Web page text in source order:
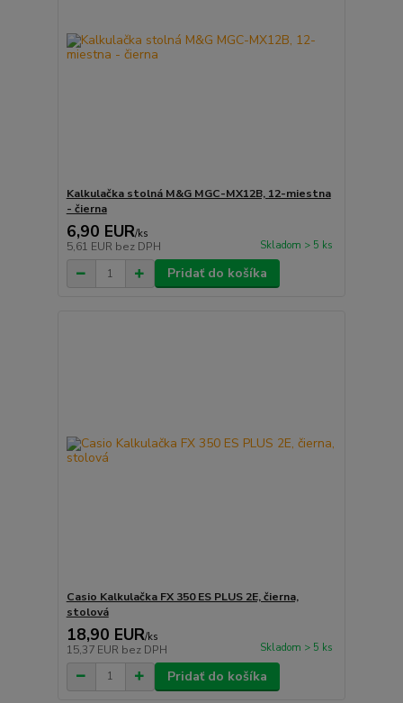
Kalkulačka stolná M&G MGC-MX12B, 12-miestna
- čierna
6,90 EUR/ks
5,61 EUR bez DPH Skladom > 5 ks
Pridať do košíka
Casio Kalkulačka FX 350 ES PLUS 2E, čierna,
stolová
18,90 EUR/ks
15,37 EUR bez DPH Skladom > 5 ks
Pridať do košíka